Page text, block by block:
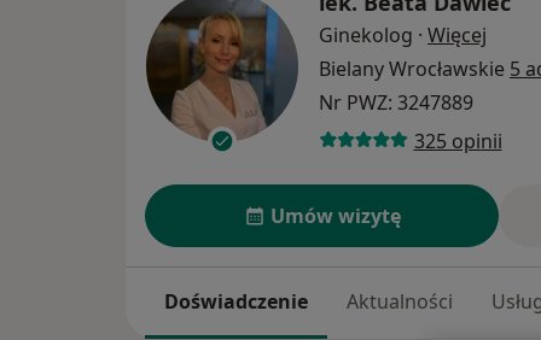
Ginekolog · Więcej
Bielany Wrocławskie 5
Nr PWZ: 3247889
325 opinii
Umów wizytę
Doświadczenie Aktualności